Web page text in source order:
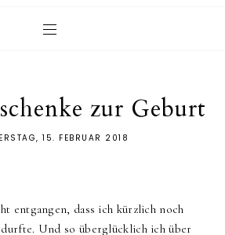
zur Geburt
15. FEBRUAR 2018
entgangen, dass ich kürzlich noch
Und so überglücklich ich über